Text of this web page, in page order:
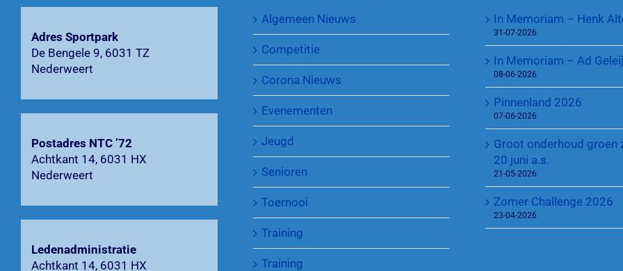
Sponsoren
Regeling Introducés
Adres Sportpark
De Bengele 9, 6031 TZ
Nederweert
Postadres NTC ’72
Achtkant 14, 6031 HX
Nederweert
Ledenadministratie
Achtkant 14, 6031 HX
Algemeen Nieuws
Competitie
Corona Nieuws
Evenementen
Jeugd
Senioren
Toernooi
Training
Training
In Memoriam – Henk
31-07-2026
In Memoriam – Ad
08-06-2026
Pinnenland 2026
07-06-2026
Groot onderhoud groen
20 juni a.s.
21-05-2026
Zomer Challenge 2026
23-04-2026